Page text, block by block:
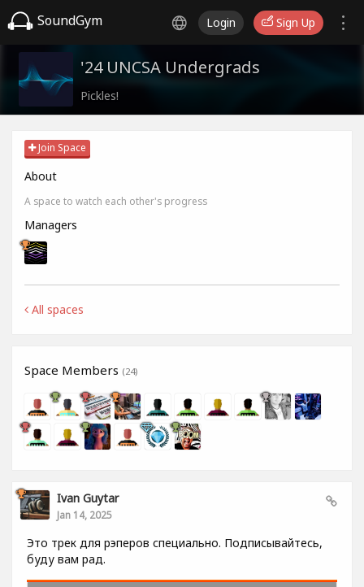
SoundGym Login Sign Up
'24 UNCSA Undergrads
Pickles!
Join Space
About
A space to watch each other's progress
Managers
All spaces
Space Members (24)
Ivan Guytar
Jan 14, 2025
Это трек для рэперов специально. Подписывайтесь,
буду вам рад.